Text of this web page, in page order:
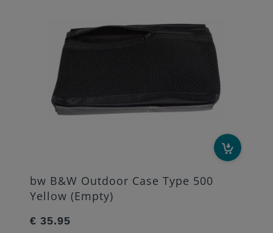
bw B&W Outdoor Case Type 500
Yellow (Empty)
€ 35.95